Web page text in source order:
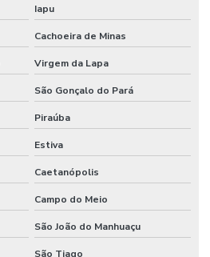
Iapu
Cachoeira de Minas
Virgem da Lapa
São Gonçalo do Pará
Piraúba
Estiva
Caetanópolis
Campo do Meio
São João do Manhuaçu
São Tiago